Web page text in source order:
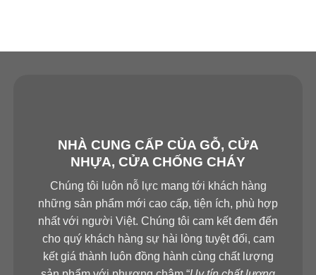
NHÀ CUNG CẤP CỦA GỖ, CỬA
NHỰA, CỬA CHỐNG CHÁY
Chúng tôi luôn nỗ lực mang tới khách hàng
những sản phẩm mới cao cấp, tiện ích, phù hợp
nhất với người Việt. Chúng tôi cam kết đem đến
cho quý khách hàng sự hài lòng tuyệt đối, cam
kết giá thành luôn đồng hành cùng chất lượng